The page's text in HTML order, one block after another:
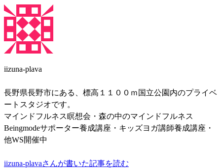
iizuna-plava
長野県長野市にある、標高１１００ｍ国立公園内のプライベ
ートスタジオです。
マインドフルネス瞑想会・森の中のマインドフルネス
Beingmodeサポーター養成講座・キッズヨガ講師養成講座・
他WS開催中
iizuna-plavaさんが書いた記事を読む